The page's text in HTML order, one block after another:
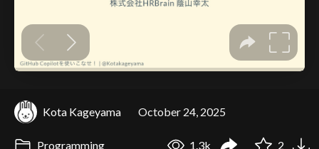
Kota Kageyama October 24, 2025
Programming 1.3k 2